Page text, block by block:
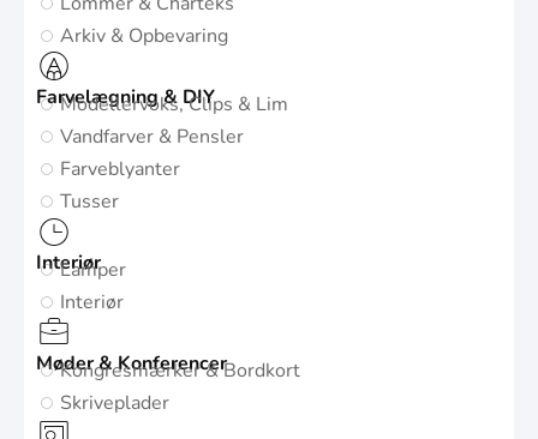
Arkiv & Opbevaring
Farvelægning & DIY
Modellervoks, Clips & Lim
Vandfarver & Pensler
Farveblyanter
Tusser
Interiør
Lamper
Interiør
Møder & Konferencer
Kongresmærker & Bordkort
Skriveplader